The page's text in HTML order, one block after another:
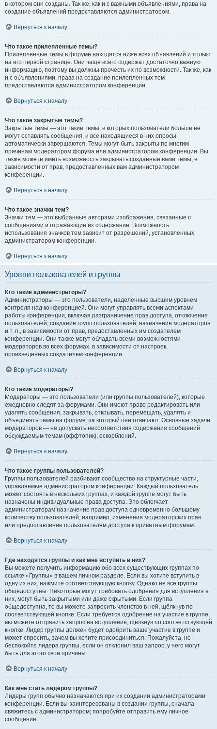
в котором они созданы. Так же, как и с важными объявлениями, права на
создание объявлений предоставляются администратором.
Вернуться к началу
Что такое прилепленные темы?
Прилепленные темы в форуме находятся ниже всех объявлений и только
на его первой странице. Они чаще всего содержат достаточно важную
информацию, поэтому вы должны прочесть их по возможности. Так же, как
и с объявлениями, права на создание прилепленных тем
предоставляются администратором конференции.
Вернуться к началу
Что такое закрытые темы?
Закрытые темы — это такие темы, в которых пользователи больше не
могут оставлять сообщения, и все находящиеся в них опросы
автоматически завершаются. Темы могут быть закрыты по многим
причинам модератором форума или администратором конференции. Вы
также можете иметь возможность закрывать созданные вами темы, в
зависимости от прав, предоставленных вам администратором
конференции.
Вернуться к началу
Что такое значки тем?
Значки тем — это выбранные авторами изображения, связанные с
сообщениями и отражающие их содержание. Возможность
использования значков тем зависит от разрешений, установленных
администратором конференции.
Вернуться к началу
Уровни пользователей и группы
Кто такие администраторы?
Администраторы — это пользователи, наделённые высшим уровнем
контроля над конференцией. Они могут управлять всеми аспектами
работы конференции, включая разграничение прав доступа, отключение
пользователей, создание групп пользователей, назначение модераторов
и т. п., в зависимости от прав, предоставленных им создателем
конференции. Они также могут обладать всеми возможностями
модераторов во всех форумах, в зависимости от настроек,
произведённых создателем конференции.
Вернуться к началу
Кто такие модераторы?
Модераторы — это пользователи (или группы пользователей), которые
ежедневно следят за форумами. Они имеют право редактировать или
удалять сообщения, закрывать, открывать, перемещать, удалять и
объединять темы на форуме, за который они отвечают. Основные задачи
модераторов — не допускать несоответствия содержания сообщений
обсуждаемым темам (оффтопик), оскорблений.
Вернуться к началу
Что такое группы пользователей?
Группы пользователей разбивают сообщество на структурные части,
управляемые администратором конференции. Каждый пользователь
может состоять в нескольких группах, и каждой группе могут быть
назначены индивидуальные права доступа. Это облегчает
администраторам назначение прав доступа одновременно большому
количеству пользователей, например, изменение модераторских прав
или предоставление пользователям доступа к приватным форумам.
Вернуться к началу
Где находятся группы и как мне вступить в них?
Вы можете получить информацию обо всех существующих группах по
ссылке «Группы» в вашем личном разделе. Если вы хотите вступить в
одну из них, нажмите соответствующую кнопку. Однако не все группы
общедоступны. Некоторые могут требовать одобрения для вступления в
них, могут быть закрытыми или даже скрытыми. Если группа
общедоступна, то вы можете запросить членство в ней, щёлкнув по
соответствующей кнопке. Если требуется одобрение на участие в группе,
вы можете отправить запрос на вступление, щёлкнув по соответствующей
кнопке. Лидер группы должен будет одобрить ваше участие в группе и
может спросить, зачем вы хотите присоединиться. Пожалуйста, не
беспокойте лидера группы, если он отклонил ваш запрос; у него могут
быть для этого свои причины.
Вернуться к началу
Как мне стать лидером группы?
Лидеры групп обычно назначаются при их создании администраторами
конференции. Если вы заинтересованы в создании группы, сначала
свяжитесь с администратором; попробуйте отправить ему личное
сообщение.